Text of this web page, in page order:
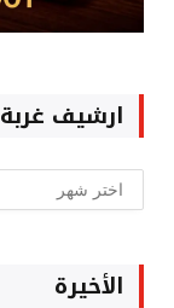
ارشيف غربة
ارشيف
غربة
الأخيرة